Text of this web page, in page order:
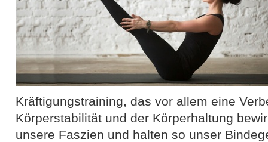
Kräftigungstraining, das vor allem eine
Körperstabilität und der Körperhaltung
unsere Faszien und halten so unser